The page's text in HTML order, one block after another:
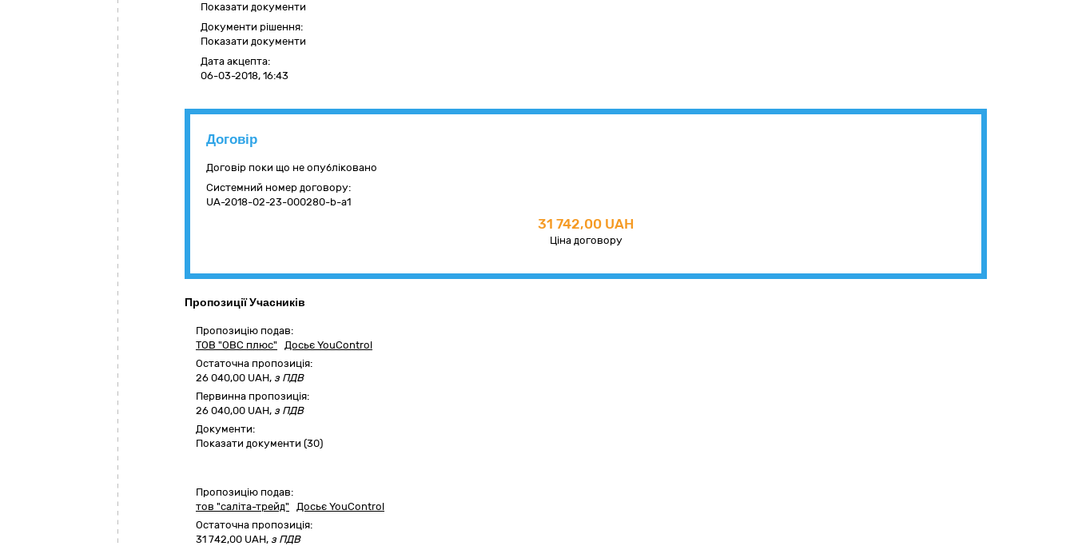
Показати документи
Документи рішення:
Показати документи
Дата акцепта:
06-03-2018, 16:43
Договір
Договір поки що не опубліковано
Системний номер договору:
UA-2018-02-23-000280-b-a1
31 742,00 UAH
Ціна договору
Пропозиції Учасників
Пропозицію подав:
ТОВ "ОВС плюс" Досьє YouControl
Остаточна пропозиція:
26 040,00 UAH, з ПДВ
Первинна пропозиція:
26 040,00 UAH, з ПДВ
Документи:
Показати документи (30)
Пропозицію подав:
тов "саліта-трейд" Досьє YouControl
Остаточна пропозиція:
31 742,00 UAH, з ПДВ